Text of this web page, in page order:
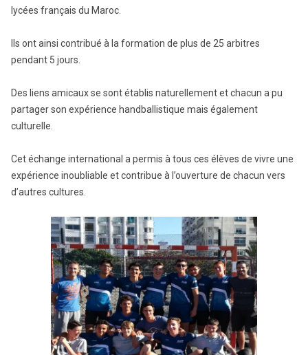
lycées français du Maroc.
Ils ont ainsi contribué à la formation de plus de 25 arbitres
pendant 5 jours.
Des liens amicaux se sont établis naturellement et chacun a pu
partager son expérience handballistique mais également
culturelle.
Cet échange international a permis à tous ces élèves de vivre une
expérience inoubliable et contribue à l’ouverture de chacun vers
d’autres cultures.